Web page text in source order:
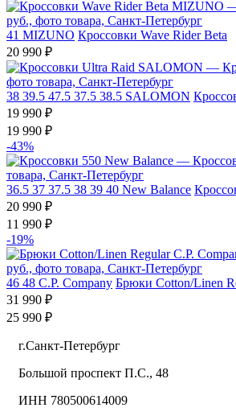
41 MIZUNO Кроссовки Wave Rider Beta
20 990 ₽
38 39.5 47.5 37.5 38.5 SALOMON
19 990 ₽
19 990 ₽
-43%
36.5 37 37.5 38 39 40 New Balance
20 990 ₽
11 990 ₽
-19%
46 48 C.P. Company Брюки Cotton/Linen
31 990 ₽
25 990 ₽
г.Санкт-Петербург
Большой проспект П.С., 48
ИНН 780500614009